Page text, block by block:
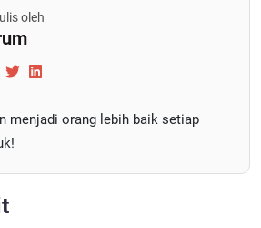
oleh
menjadi orang lebih baik setiap